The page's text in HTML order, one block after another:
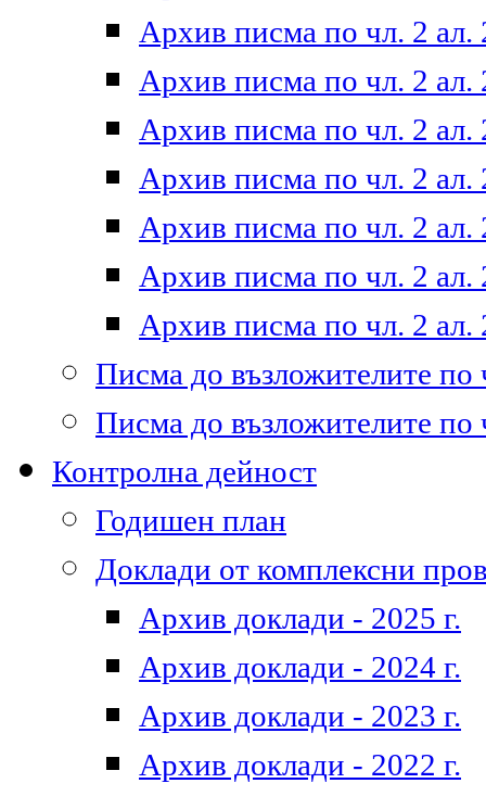
Архив писма по чл. 2 ал.
Архив писма по чл. 2 ал.
Архив писма по чл. 2 ал.
Архив писма по чл. 2 ал.
Архив писма по чл. 2 ал.
Архив писма по чл. 2 ал.
Архив писма по чл. 2 ал.
Писма до възложителите по
Писма до възложителите по
Контролна дейност
Годишен план
Доклади от комплексни
Архив доклади - 2025 г.
Архив доклади - 2024 г.
Архив доклади - 2023 г.
Архив доклади - 2022 г.